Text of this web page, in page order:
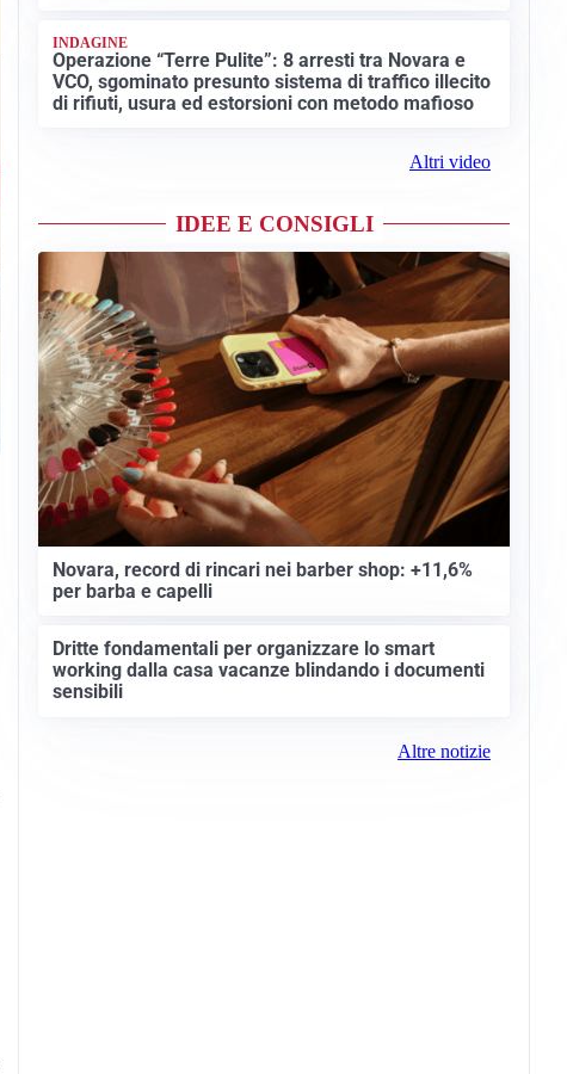
INDAGINE
Operazione “Terre Pulite”: 8 arresti tra Novara e
VCO, sgominato presunto sistema di traffico illecito
di rifiuti, usura ed estorsioni con metodo mafioso
Altri video
IDEE E CONSIGLI
Novara, record di rincari nei barber shop: +11,6%
per barba e capelli
Dritte fondamentali per organizzare lo smart
working dalla casa vacanze blindando i documenti
sensibili
Altre notizie